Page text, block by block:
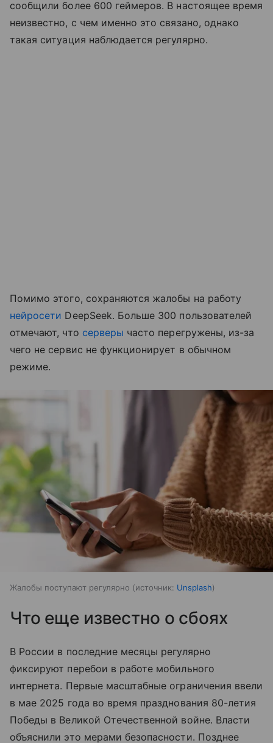
сообщили более 600 геймеров. В настоящее время
неизвестно, с чем именно это связано, однако
такая ситуация наблюдается регулярно.
Помимо этого, сохраняются жалобы на работу
нейросети DeepSeek. Больше 300 пользователей
отмечают, что серверы часто перегружены, из-за
чего не сервис не функционирует в обычном
режиме.
Жалобы поступают регулярно источник: Unsplash
Что еще известно о сбоях
В России в последние месяцы регулярно
фиксируют перебои в работе мобильного
интернета. Первые масштабные ограничения ввели
в мае 2025 года во время празднования 80-летия
Победы в Великой Отечественной войне. Власти
объяснили это мерами безопасности. Позднее